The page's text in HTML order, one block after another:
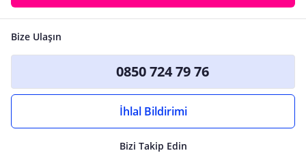
Bize Ulaşın
0850 724 79 76
İhlal Bildirimi
Bizi Takip Edin